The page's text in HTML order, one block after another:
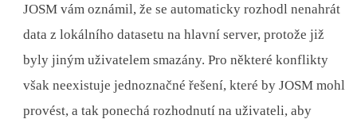
JOSM vám oznámil, že se automaticky rozhodl nenahrát
data z lokálního datasetu na hlavní server, protože již
byly jiným uživatelem smazány. Pro některé konflikty
však neexistuje jednoznačné řešení, které by JOSM mohl
provést, a tak ponechá rozhodnutí na uživateli, aby